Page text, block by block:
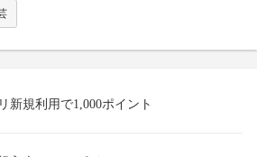
新規利用で1,000ポイント